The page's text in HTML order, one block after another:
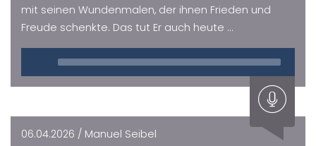
mit seinen Wundenmalen, der ihnen Frieden und
Freude schenkte. Das tut Er auch heute ...
Player
06.04.2026 / Manuel Seibel